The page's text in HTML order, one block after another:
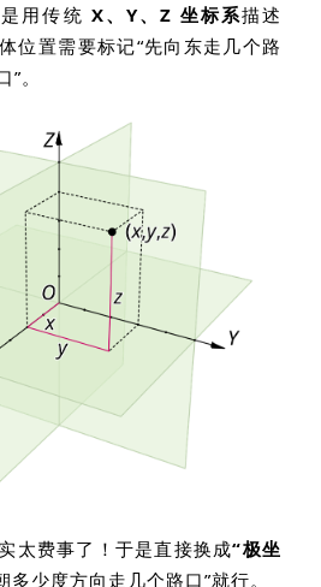
用传统 X、Y、Z 坐标系描述
位置需要标记“先向东走几个路
”。
太费事了！于是直接换成“极坐
多少度方向走几个路口”就行。